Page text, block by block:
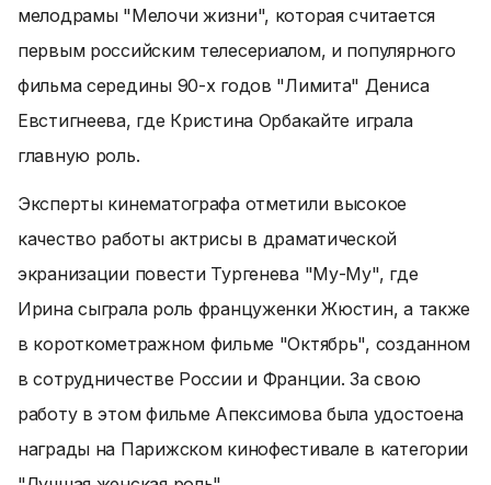
мелодрамы "Мелочи жизни", которая считается
первым российским телесериалом, и популярного
фильма середины 90-х годов "Лимита" Дениса
Евстигнеева, где Кристина Орбакайте играла
главную роль.
Эксперты кинематографа отметили высокое
качество работы актрисы в драматической
экранизации повести Тургенева "Му-Му", где
Ирина сыграла роль француженки Жюстин, а также
в короткометражном фильме "Октябрь", созданном
в сотрудничестве России и Франции. За свою
работу в этом фильме Апексимова была удостоена
награды на Парижском кинофестивале в категории